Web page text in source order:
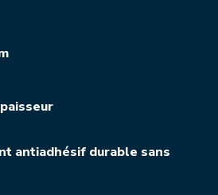
antiadhésif durable sans